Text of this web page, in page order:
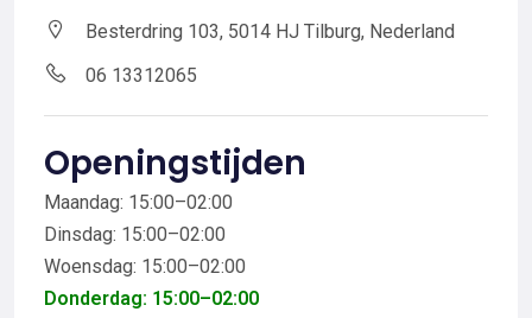
Besterdring 103, 5014 HJ Tilburg, Nederland
06 13312065
Openingstijden
Maandag: 15:00–02:00
Dinsdag: 15:00–02:00
Woensdag: 15:00–02:00
Donderdag: 15:00–02:00